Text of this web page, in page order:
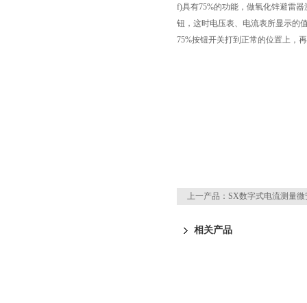
f)具有75%的功能，做氧化锌避雷
钮，这时电压表、电流表所显示的
75%按钮开关打到正常的位置上，
上一产品： SX数字式电流测量微
相关产品